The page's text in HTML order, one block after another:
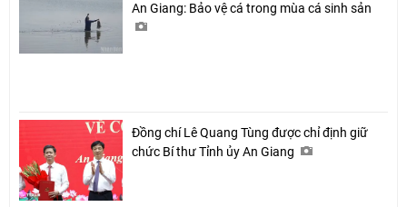
An Giang: Bảo vệ cá trong mùa cá sinh sản
Đồng chí Lê Quang Tùng được chỉ định giữ
chức Bí thư Tỉnh ủy An Giang